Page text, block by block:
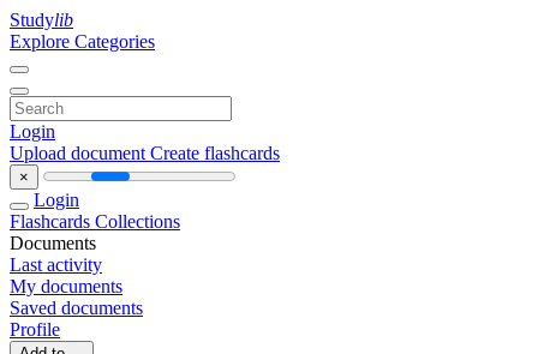
Studylib
Explore Categories
Login
Upload document Create flashcards
×
Login
Flashcards Collections
Documents
Last activity
My documents
Saved documents
Profile